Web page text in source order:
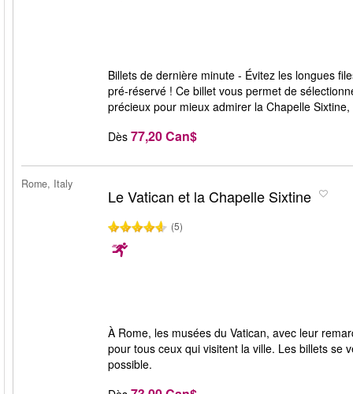
Billets de dernière minute - Évitez les longues
pré-réservé ! Ce billet vous permet de
précieux pour mieux admirer la Chapelle
Dès 77,20 Can$
Rome, Italy
Le Vatican et la Chapelle Sixtine
(5)
À Rome, les musées du Vatican, avec leur
pour tous ceux qui visitent la ville. Les billets se
possible.